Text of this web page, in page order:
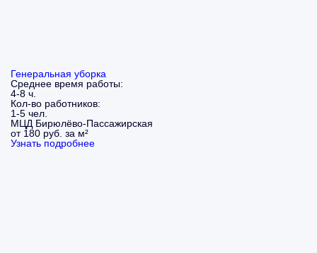
Генеральная уборка
Среднее время работы:
4-8 ч.
Кол-во работников:
1-5 чел.
МЦД Бирюлёво-Пассажирская
от 180 руб. за м²
Узнать подробнее